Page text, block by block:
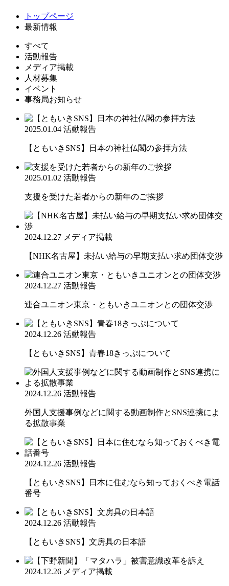
トップページ
最新情報
すべて
活動報告
メディア掲載
人材募集
イベント
事務局お知らせ
2025.01.04 活動報告
【ともいきSNS】日本の神社仏閣の参拝方法
2025.01.02 活動報告
支援を受けた若者からの新年のご挨拶
2024.12.27 メディア掲載
【NHK名古屋】未払い給与の早期支払い求め団体交渉
2024.12.27 活動報告
連合ユニオン東京・ともいきユニオンとの団体交渉
2024.12.26 活動報告
【ともいきSNS】青春18きっぷについて
2024.12.26 活動報告
外国人支援事例などに関する動画制作とSNS連携によ
る拡散事業
2024.12.26 活動報告
【ともいきSNS】日本に住むなら知っておくべき電話
番号
2024.12.26 活動報告
【ともいきSNS】文房具の日本語
2024.12.26 メディア掲載